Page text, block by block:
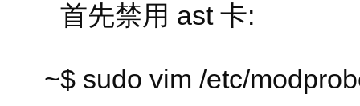
首先禁用 ast 卡:
~$ sudo vim /etc/